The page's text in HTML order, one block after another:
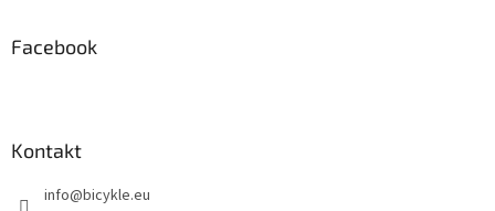
Facebook
Kontakt
info@bicykle.eu